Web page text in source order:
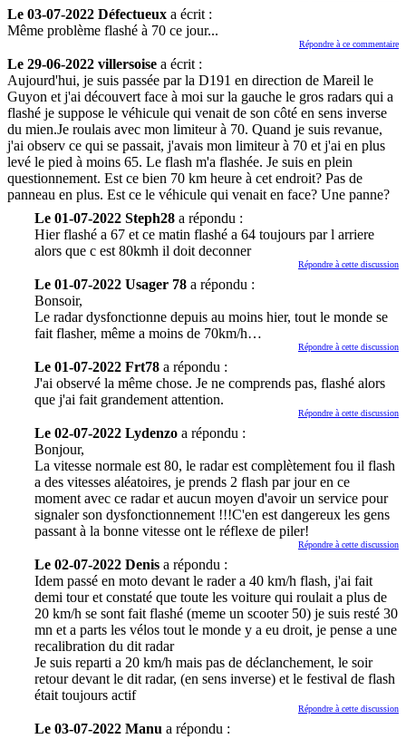
Le 03-07-2022 Défectueux a écrit :
Même problème flashé à 70 ce jour...
Répondre à ce commentaire
Le 29-06-2022 villersoise a écrit :
Aujourd'hui, je suis passée par la D191 en direction de Mareil le
Guyon et j'ai découvert face à moi sur la gauche le gros radars qui a
flashé je suppose le véhicule qui venait de son côté en sens inverse
du mien.Je roulais avec mon limiteur à 70. Quand je suis revanue,
j'ai observ ce qui se passait, j'avais mon limiteur à 70 et j'ai en plus
levé le pied à moins 65. Le flash m'a flashée. Je suis en plein
questionnement. Est ce bien 70 km heure à cet endroit? Pas de
panneau en plus. Est ce le véhicule qui venait en face? Une panne?
Le 01-07-2022 Steph28 a répondu :
Hier flashé a 67 et ce matin flashé a 64 toujours par l arriere
alors que c est 80kmh il doit deconner
Répondre à cette discussion
Le 01-07-2022 Usager 78 a répondu :
Bonsoir,
Le radar dysfonctionne depuis au moins hier, tout le monde se
fait flasher, même a moins de 70km/h…
Répondre à cette discussion
Le 01-07-2022 Frt78 a répondu :
J'ai observé la même chose. Je ne comprends pas, flashé alors
que j'ai fait grandement attention.
Répondre à cette discussion
Le 02-07-2022 Lydenzo a répondu :
Bonjour,
La vitesse normale est 80, le radar est complètement fou il flash
a des vitesses aléatoires, je prends 2 flash par jour en ce
moment avec ce radar et aucun moyen d'avoir un service pour
signaler son dysfonctionnement !!!C'en est dangereux les gens
passant à la bonne vitesse ont le réflexe de piler!
Répondre à cette discussion
Le 02-07-2022 Denis a répondu :
Idem passé en moto devant le rader a 40 km/h flash, j'ai fait
demi tour et constaté que toute les voiture qui roulait a plus de
20 km/h se sont fait flashé (meme un scooter 50) je suis resté 30
mn et a parts les vélos tout le monde y a eu droit, je pense a une
recalibration du dit radar
Je suis reparti a 20 km/h mais pas de déclanchement, le soir
retour devant le dit radar, (en sens inverse) et le festival de flash
était toujours actif
Répondre à cette discussion
Le 03-07-2022 Manu a répondu :